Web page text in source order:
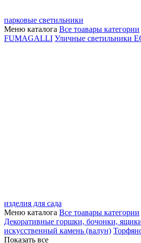
парковые светильники
Меню каталога Все тоавары категории
FUMAGALLI Уличные светильники
изделия для сада
Меню каталога Все тоавары категории
Декоративные горшки, бочонки,
искусственный камень (валун)
Показать все